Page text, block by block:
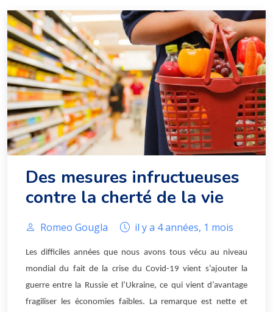
Des mesures infructueuses
contre la cherté de la vie
Romeo Gougla il y a 4 années, 1 mois
Les difficiles années que nous avons tous vécu au niveau
mondial du fait de la crise du Covid-19 vient s’ajouter la
guerre entre la Russie et l’Ukraine, ce qui vient d’avantage
fragiliser les économies faibles. La remarque est nette et